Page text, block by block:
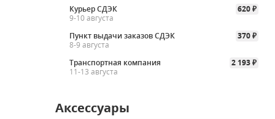
Курьер СДЭК
620 ₽
9-10 августа
Пункт выдачи заказов СДЭК
370 ₽
8-9 августа
Транспортная компания
2 193 ₽
11-13 августа
Аксессуары